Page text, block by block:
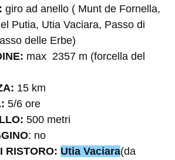
giro ad anello ( Munt de Fornella,
Putia, Utia Vaciara, Passo di
delle Erbe)
max 2357 m (forcella del
15 km
5/6 ore
500 metri
: no
RISTORO: Utia Vaciara(da